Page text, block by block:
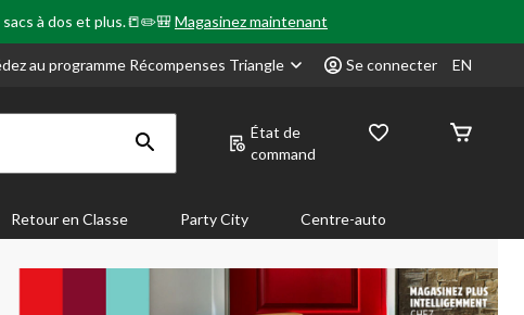
à dos et plus.📒✏️🎒Magasinez maintenant
au programme Récompenses Triangle Se connecter EN
État de
command
Retour en Classe Party City Centre-auto